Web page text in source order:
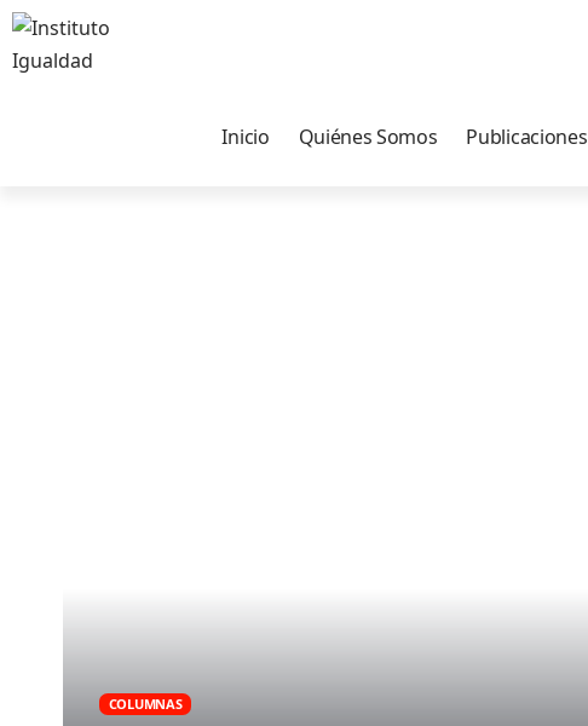
Inicio Quiénes Somos Publicaciones
COLUMNAS